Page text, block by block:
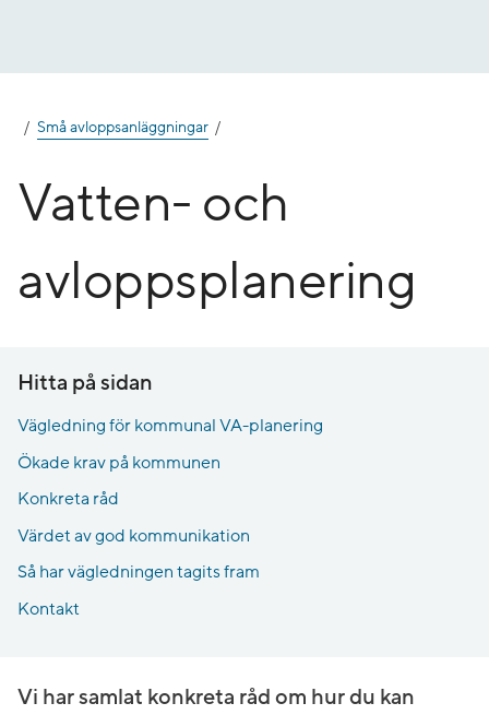
Små avloppsanläggningar
Vatten- och
avloppsplanering
Hitta på sidan
Vägledning för kommunal VA-planering
Ökade krav på kommunen
Konkreta råd
Värdet av god kommunikation
Så har vägledningen tagits fram
Kontakt
Vi har samlat konkreta råd om hur du kan